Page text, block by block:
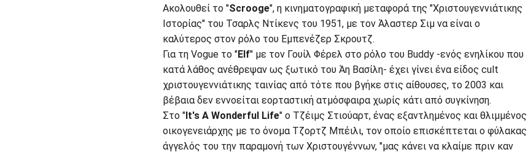
Aκολουθεί το "Scrooge", η κινηματογραφική μεταφορά της "Χριστουγεννιάτικης
Ιστορίας" του Τσαρλς Ντίκενς του 1951, με τον Άλαστερ Σιμ να είναι ο
καλύτερος στον ρόλο του Εμπενέζερ Σκρουτζ.
Για τη Vogue το "Elf" με τον Γουίλ Φέρελ στο ρόλο του Buddy -ενός ενηλίκου που
κατά λάθος ανέθρεψαν ως ξωτικό του Άη Βασίλη- έχει γίνει ένα είδος cult
χριστουγεννιάτικης ταινίας από τότε που βγήκε στις αίθουσες, το 2003 και
βέβαια δεν εννοείται εορταστική ατμόσφαιρα χωρίς κάτι από συγκίνηση.
Στο "It's A Wonderful Life" ο Τζέιμς Στιούαρτ, ένας εξαντλημένος και θλιμμένος
οικογενειάρχης με το όνομα Τζορτζ Μπέιλι, τον οποίο επισκέπτεται ο φύλακας
άγγελός του την παραμονή των Χριστουγέννων, "μας κάνει να κλαίμε πριν καν